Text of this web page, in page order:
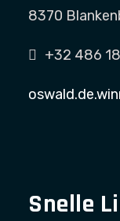
8370
+32 486
Snelle